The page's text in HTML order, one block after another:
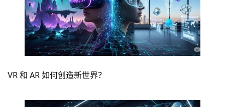
VR 和 AR 如何创造新世界？